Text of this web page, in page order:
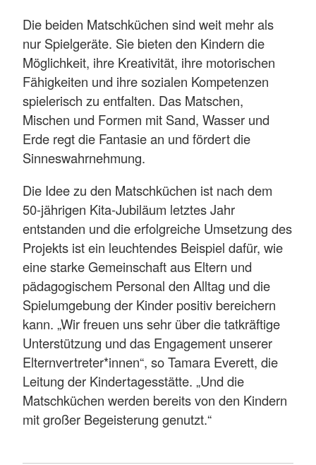
Die beiden Matschküchen sind weit mehr als
nur Spielgeräte. Sie bieten den Kindern die
Möglichkeit, ihre Kreativität, ihre motorischen
Fähigkeiten und ihre sozialen Kompetenzen
spielerisch zu entfalten. Das Matschen,
Mischen und Formen mit Sand, Wasser und
Erde regt die Fantasie an und fördert die
Sinneswahrnehmung.
Die Idee zu den Matschküchen ist nach dem
50-jährigen Kita-Jubiläum letztes Jahr
entstanden und die erfolgreiche Umsetzung des
Projekts ist ein leuchtendes Beispiel dafür, wie
eine starke Gemeinschaft aus Eltern und
pädagogischem Personal den Alltag und die
Spielumgebung der Kinder positiv bereichern
kann. „Wir freuen uns sehr über die tatkräftige
Unterstützung und das Engagement unserer
Elternvertreter*innen“, so Tamara Everett, die
Leitung der Kindertagesstätte. „Und die
Matschküchen werden bereits von den Kindern
mit großer Begeisterung genutzt.“